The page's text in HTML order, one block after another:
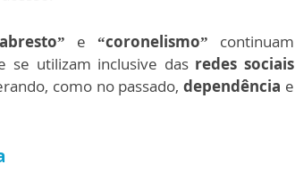
e “coronelismo” continuam
se utilizam inclusive das redes sociais
como no passado,dependência e